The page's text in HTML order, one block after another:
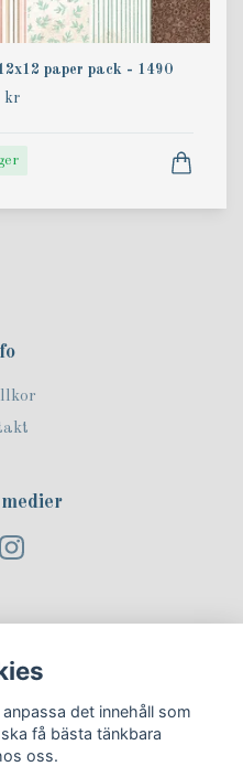
paper pack - 1490
kr
det innehåll som
få bästa tänkbara
oss.